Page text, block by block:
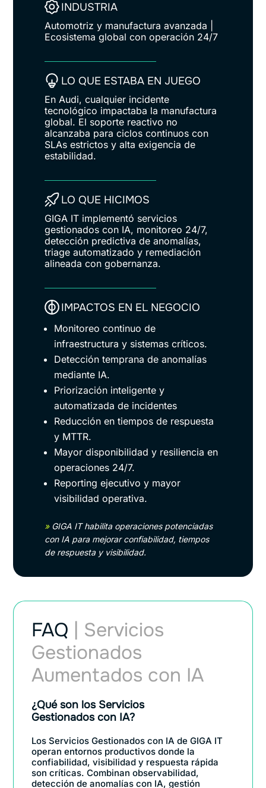
INDUSTRIA
Automotriz y manufactura avanzada |
Ecosistema global con operación 24/7
LO QUE ESTABA EN JUEGO
En Audi, cualquier incidente
tecnológico impactaba la manufactura
global. El soporte reactivo no
alcanzaba para ciclos continuos con
SLAs estrictos y alta exigencia de
estabilidad.
LO QUE HICIMOS
GIGA IT implementó servicios
gestionados con IA, monitoreo 24/7,
detección predictiva de anomalías,
triage automatizado y remediación
alineada con gobernanza.
IMPACTOS EN EL NEGOCIO
Monitoreo continuo de
infraestructura y sistemas críticos.
Detección temprana de anomalías
mediante IA.
Priorización inteligente y
automatizada de incidentes
Reducción en tiempos de respuesta
y MTTR.
Mayor disponibilidad y resiliencia en
operaciones 24/7.
Reporting ejecutivo y mayor
visibilidad operativa.
»GIGA IT habilita operaciones potenciadas
con IA para mejorar confiabilidad, tiempos
de respuesta y visibilidad.
FAQ
| Servicios
Gestionados
Aumentados con IA
¿Qué son los Servicios
Gestionados con IA?
Los Servicios Gestionados con IA de GIGA IT
operan entornos productivos donde la
confiabilidad, visibilidad y respuesta rápida
son críticas. Combinan observabilidad,
detección de anomalías con IA, gestión